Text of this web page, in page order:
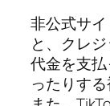
非公式サ
と、クレ
代金を支
ったりす